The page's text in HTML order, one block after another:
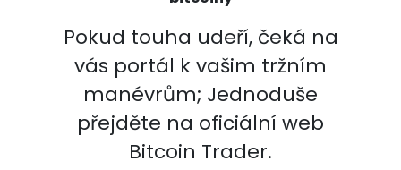
Pokud touha udeří, čeká na
vás portál k vašim tržním
manévrům; Jednoduše
přejděte na oficiální web
Bitcoin Trader.